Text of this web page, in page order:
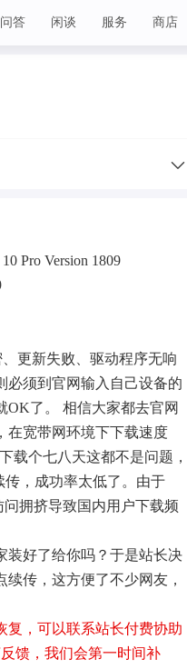
问答 闲谈 服务 商店
Pro Version 1809
更新失败、驱动程序无响
必须到官网输入自己设备的
OK了。 相信大家都去官网
在宽带网环境下下载速度
载个七八天这都不是问题，
传，成功率太低了。由于
问拥挤导致国内用户下载频
装好了给你吗？于是站长决
传，这方便了不少网友，
复，可以联系站长付费协助
馈，我们会第一时间补